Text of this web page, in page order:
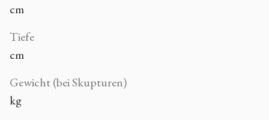
cm
Tiefe
cm
Gewicht (bei Skupturen)
kg